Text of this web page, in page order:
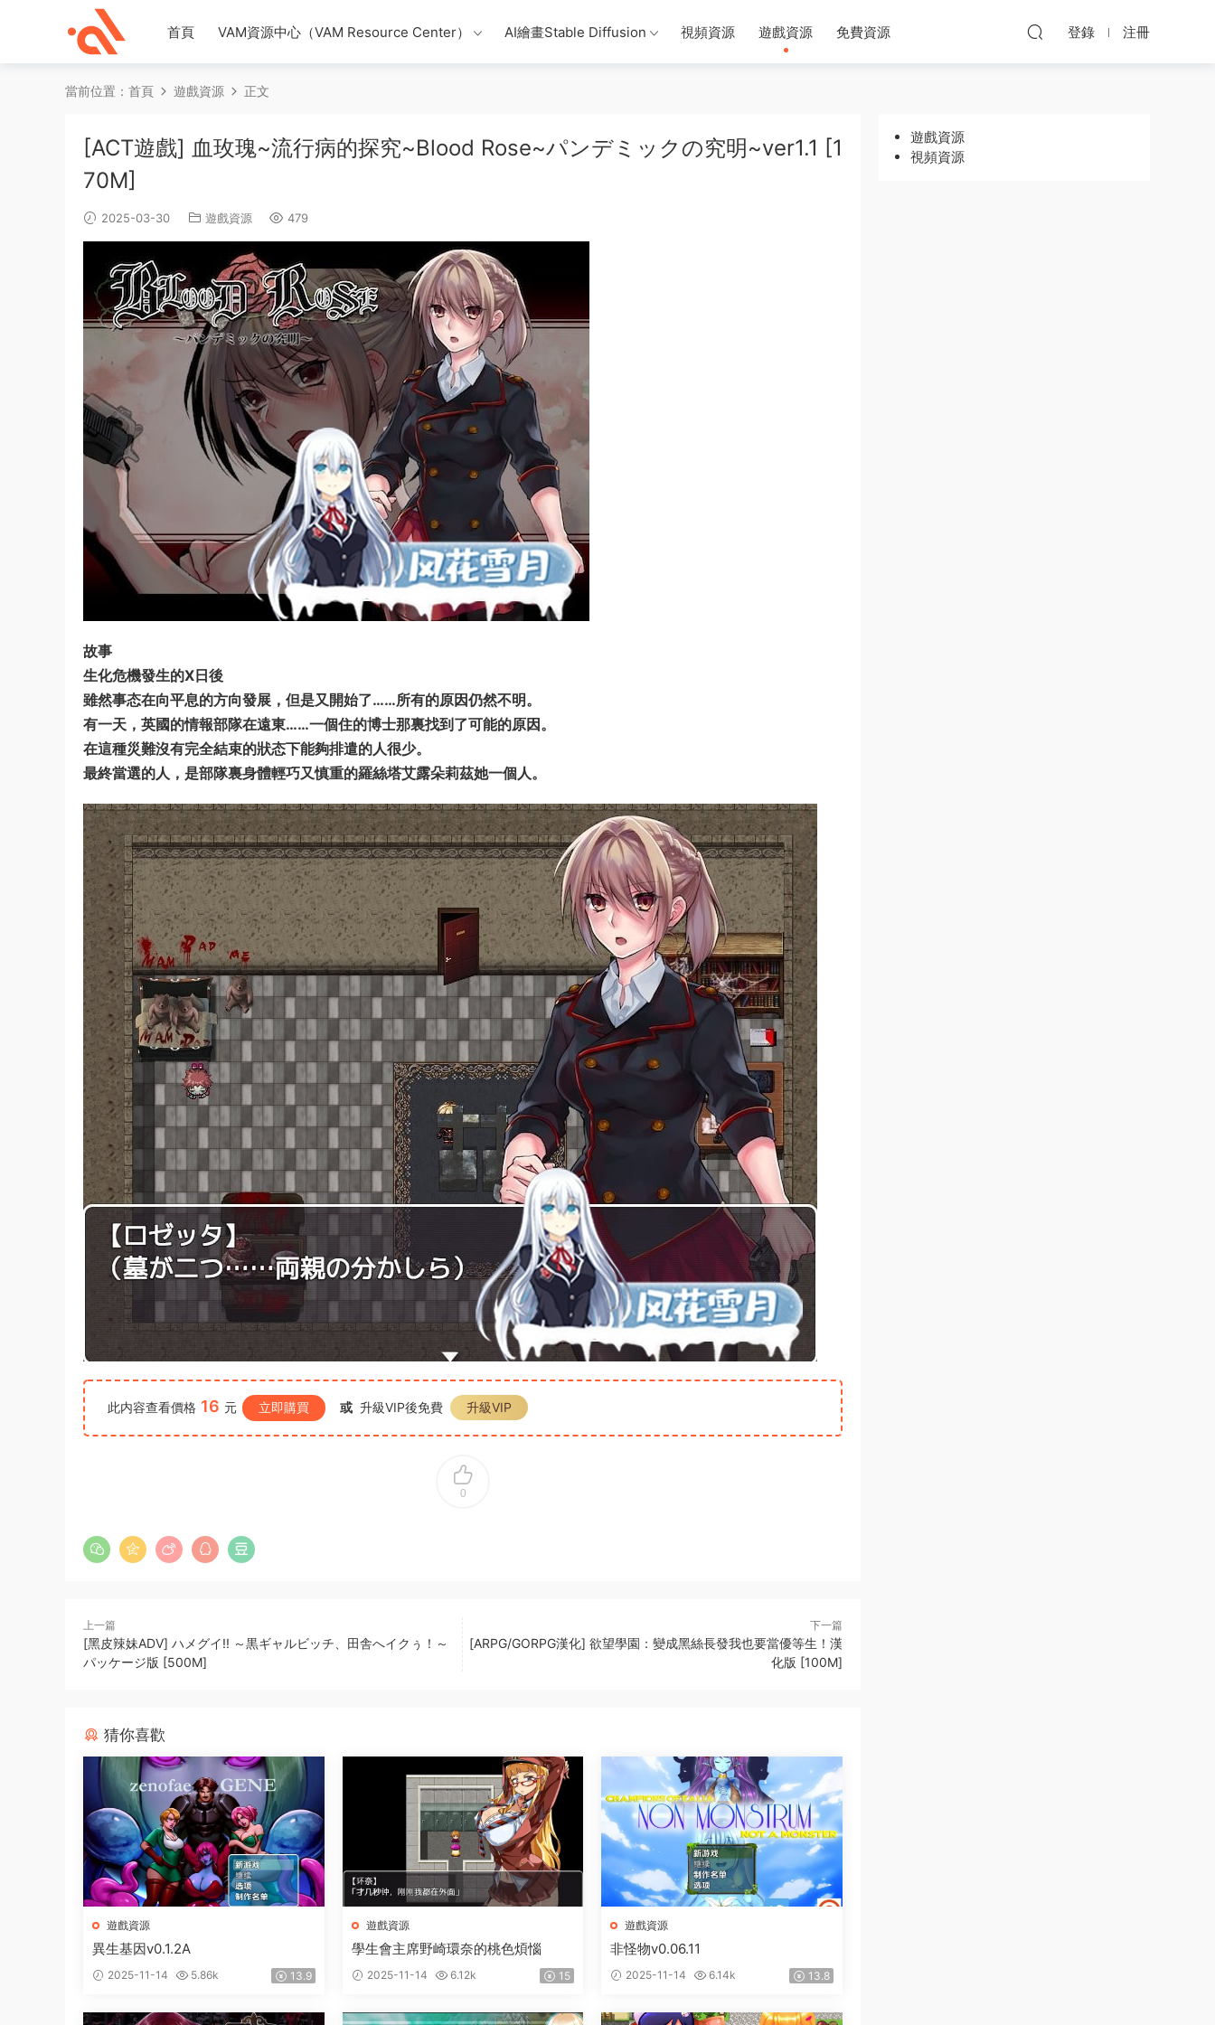
首頁 VAM資源中心（VAM Resource Center） AI繪畫Stable Diffusion 視頻資源 遊戲資源 免費資源 登錄 注冊
當前位置： 首頁 遊戲資源 正文
[ACT遊戲] 血玫瑰~流行病的探究~Blood Rose~パンデミックの究明~ver1.1 [1
70M]
2025-03-30 遊戲資源 479
故事
生化危機發生的X日後
雖然事态在向平息的方向發展，但是又開始了……所有的原因仍然不明。
有一天，英國的情報部隊在遠東……一個住的博士那裏找到了可能的原因。
在這種災難沒有完全結束的狀态下能夠排遣的人很少。
最終當選的人，是部隊裏身體輕巧又慎重的羅絲塔艾露朵莉茲她一個人。
此内容查看價格 16 元 立即購買 或 升級VIP後免費 升級VIP
0
上一篇
[黑皮辣妹ADV] ハメグイ!! ～黒ギャルビッチ、田舎へイクぅ！～
パッケージ版 [500M]
下一篇
[ARPG/GORPG漢化] 欲望學園：變成黑絲長發我也要當優等生！漢
化版 [100M]
猜你喜歡
遊戲資源
異生基因v0.1.2A
2025-11-14 5.86k 13.9
遊戲資源
學生會主席野崎環奈的桃色煩惱
2025-11-14 6.12k 15
遊戲資源
非怪物v0.06.11
2025-11-14 6.14k 13.8
遊戲資源
視頻資源